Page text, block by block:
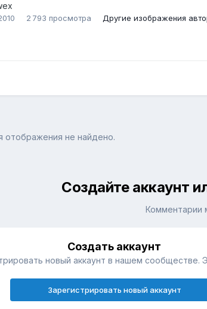
2 793 просмотра Другие изображения
отображения не найдено.
Создайте аккаунт
Комментарии
Создать аккаунт
новый аккаунт в нашем сообществе.
Зарегистрировать новый аккаунт